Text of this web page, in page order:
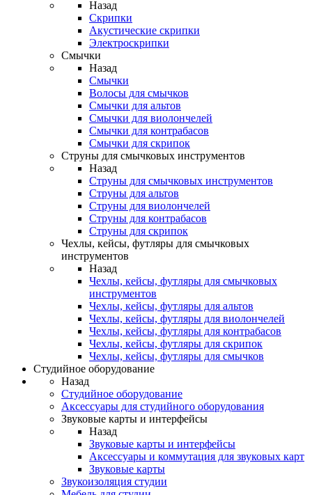
Назад
Скрипки
Акустические скрипки
Электроскрипки
Смычки
Назад
Смычки
Волосы для смычков
Смычки для альтов
Смычки для виолончелей
Смычки для контрабасов
Смычки для скрипок
Струны для смычковых инструментов
Назад
Струны для смычковых инструментов
Струны для альтов
Струны для виолончелей
Струны для контрабасов
Струны для скрипок
Чехлы, кейсы, футляры для смычковых
инструментов
Назад
Чехлы, кейсы, футляры для смычковых
инструментов
Чехлы, кейсы, футляры для альтов
Чехлы, кейсы, футляры для виолончелей
Чехлы, кейсы, футляры для контрабасов
Чехлы, кейсы, футляры для скрипок
Чехлы, кейсы, футляры для смычков
Студийное оборудование
Назад
Студийное оборудование
Аксессуары для студийного оборудования
Звуковые карты и интерфейсы
Назад
Звуковые карты и интерфейсы
Аксессуары и коммутация для звуковых карт
Звуковые карты
Звукоизоляция студии